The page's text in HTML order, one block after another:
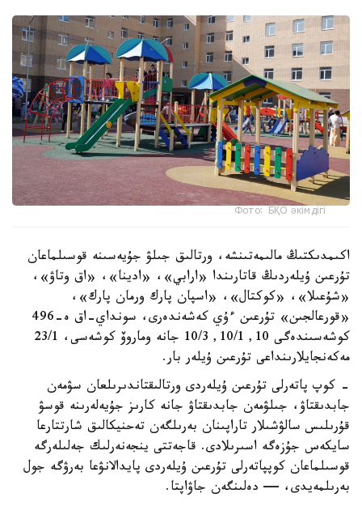
Фото: БҚО әкімдігі
اكىمدىكتىڭ مالىمەتىنشە، ورتالىق جىلۋ جۇيەسىنە قوسىلماعان
تۇرعىن ۇيلەردىڭ قاتارىندا «ارابي»، «ادينا»، «اق وتاۋ»،
«شۇعىلا»، «كوكتال»، «اسپان پارك ورمان پارك»،
«قورعالجىن» تۇرعىن ءۇي كەشەندەرى، سونداي-اق ە-496
كوشەسىندەگى 10, 10/1, 10/3 جانە وماروۆ كوشەسى، 23/1
مەكەنجايلارىنداعى تۇرعىن ۇيلەر بار.
- كوپ پاتەرلى تۇرعىن ۇيلەردى ورتالىقتاندىرىلعان سۋمەن
جابدىقتاۋ، جىلۋمەن جابدىقتاۋ جانە كارىز جۇيەلەرىنە قوسۋ
قۇرىلىس سالۋشىلار تاراپىنان بەرىلگەن تەحنيكالىق شارتتارعا
سايكەس جۇزەگە اسىرىلادى. قاجەتتى ينجەنەرلىك جەلىلەرگە
قوسىلماعان كوپپاتەرلى تۇرعىن ۇيلەردى پايدالانۋعا بەرۋگە جول
بەرىلمەيدى، — دەلىنگەن جاۋاپتا.